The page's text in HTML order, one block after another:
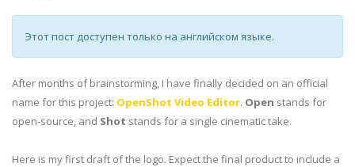
Этот пост доступен только на английском языке.
After months of brainstorming, I have finally decided on an official
name for this project: OpenShot Video Editor. Open stands for
open-source, and Shot stands for a single cinematic take.
Here is my first draft of the logo. Expect the final product to include a